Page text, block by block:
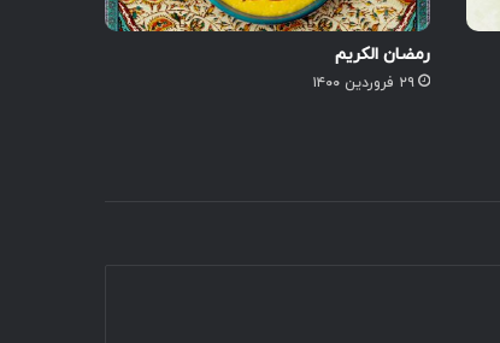
رمضان الکریم
۲۹ فروردین ۱۴۰۰